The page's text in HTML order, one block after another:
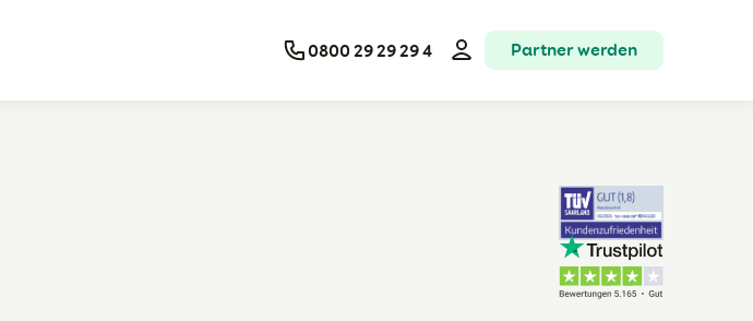
0800 29 29 29 4 Partner werden